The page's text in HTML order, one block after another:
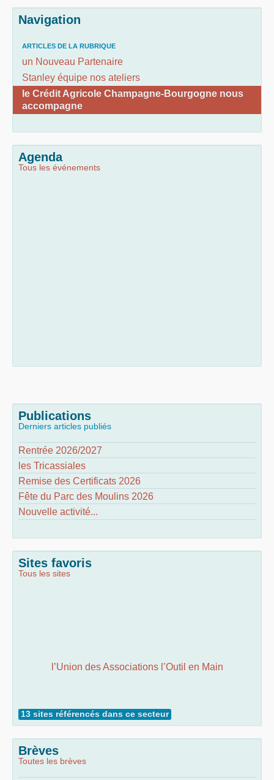
Navigation
ARTICLES DE LA RUBRIQUE
un Nouveau Partenaire
Stanley équipe nos ateliers
le Crédit Agricole Champagne-Bourgogne nous
accompagne
Agenda
Tous les événements
Publications
Derniers articles publiés
Rentrée 2026/2027
les Tricassiales
Remise des Certificats 2026
Fête du Parc des Moulins 2026
Nouvelle activité...
Sites favoris
Tous les sites
l’Union des Associations l’Outil en Main
13 sites référencés dans ce secteur
Brèves
Toutes les brèves